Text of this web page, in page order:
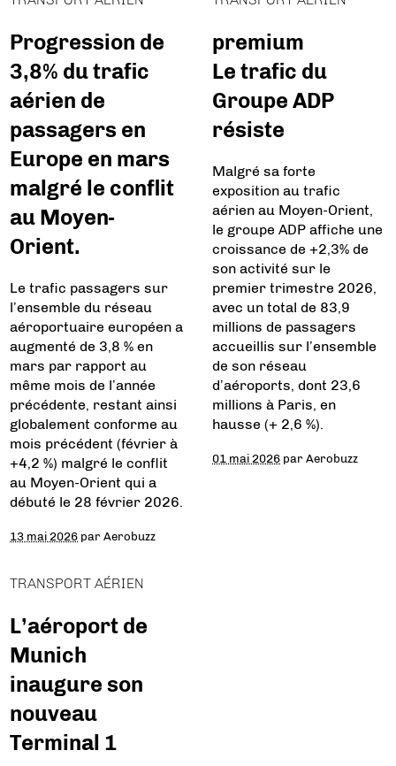
Progression de
3,8% du trafic
aérien de
passagers en
Europe en mars
malgré le conflit
au Moyen-
Orient.
Le trafic passagers sur
l’ensemble du réseau
aéroportuaire européen a
augmenté de 3,8 % en
mars par rapport au
même mois de l’année
précédente, restant ainsi
globalement conforme au
mois précédent (février à
+4,2 %) malgré le conflit
au Moyen-Orient qui a
débuté le 28 février 2026.
13 mai 2026 parAerobuzz
premium
Le trafic du
Groupe ADP
résiste
Malgré sa forte
exposition au trafic
aérien au Moyen-Orient,
le groupe ADP affiche une
croissance de +2,3% de
son activité sur le
premier trimestre 2026,
avec un total de 83,9
millions de passagers
accueillis sur l’ensemble
de son réseau
d’aéroports, dont 23,6
millions à Paris, en
hausse (+ 2,6 %).
01 mai 2026 parAerobuzz
TRANSPORT AÉRIEN
L’aéroport de
Munich
inaugure son
nouveau
Terminal 1